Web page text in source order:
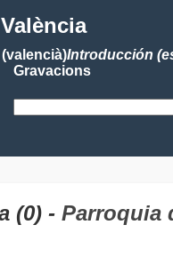
Introducción
Gravacions
(0) - Parroquia